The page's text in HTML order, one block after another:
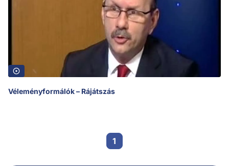
Véleményformálók – Rájátszás
1